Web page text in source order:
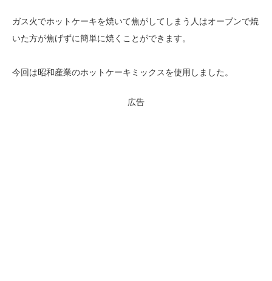
ガス火でホットケーキを焼いて焦がしてしまう人はオーブンで焼
いた方が焦げずに簡単に焼くことができます。
今回は昭和産業のホットケーキミックスを使用しました。
広告